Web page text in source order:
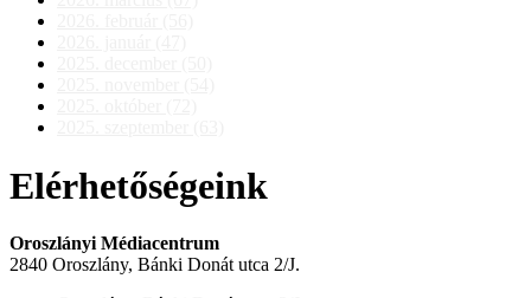
Elérhetőségeink
Oroszlányi Médiacentrum
2840 Oroszlány, Bánki Donát utca 2/J.